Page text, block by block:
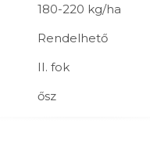
180-220 kg/ha
Rendelhető
II. fok
ősz